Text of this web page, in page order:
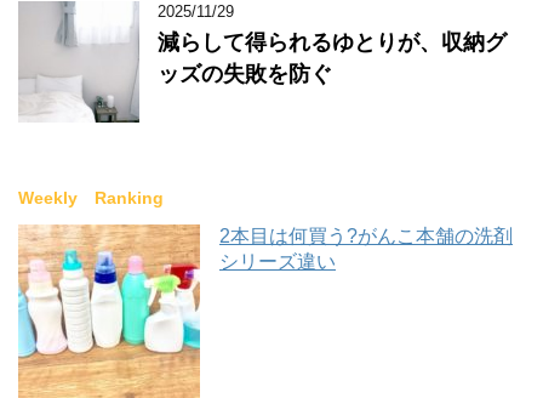
2025/11/29
減らして得られるゆとりが、収納グ
ッズの失敗を防ぐ
Weekly Ranking
2本目は何買う?がんこ本舗の洗剤
シリーズ違い